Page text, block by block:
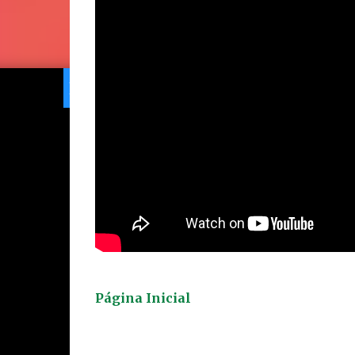
Home
Página Inicial